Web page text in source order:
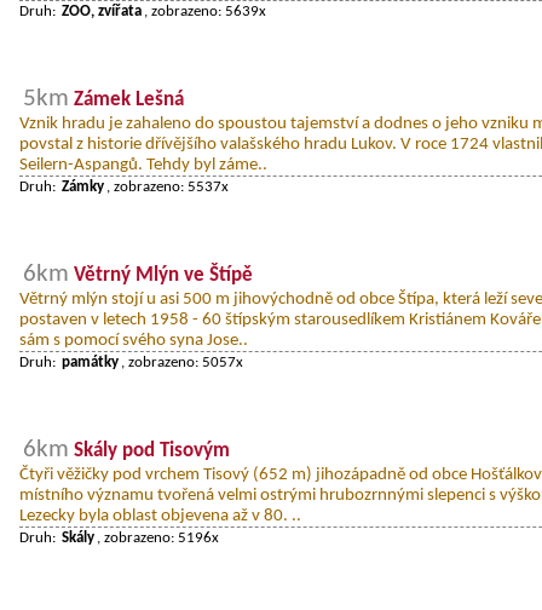
Druh: ZOO, zvířata , zobrazeno: 5639x
5km Zámek Lešná
Vznik hradu je zahaleno do spoustou tajemství a dodnes o jeho vzniku
povstal z historie dřívějšího valašského hradu Lukov. V roce 1724
Seilern-Aspangů. Tehdy byl záme..
Druh: Zámky , zobrazeno: 5537x
6km Větrný Mlýn ve Štípě
Větrný mlýn stojí u asi 500 m jihovýchodně od obce Štípa, která leží
postaven v letech 1958 - 60 štípským starousedlíkem Kristiánem
sám s pomocí svého syna Jose..
Druh: památky , zobrazeno: 5057x
6km Skály pod Tisovým
Čtyři věžičky pod vrchem Tisový (652 m) jihozápadně od obce
místního významu tvořená velmi ostrými hrubozrnnými slepenci s
Lezecky byla oblast objevena až v 80. ..
Druh: Skály , zobrazeno: 5196x